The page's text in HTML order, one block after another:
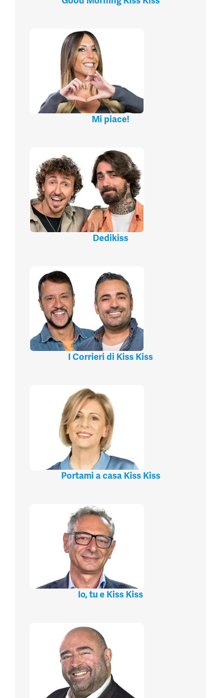
Mi piace!
Dedikiss
I Corrieri di Kiss Kiss
Portami a casa Kiss Kiss
Io, tu e Kiss Kiss